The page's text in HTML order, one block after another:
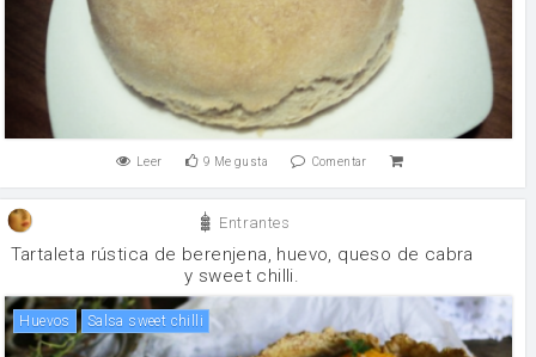
Leer 9 Me gusta Comentar
Entrantes
Tartaleta rústica de berenjena, huevo, queso de cabra
y sweet chilli.
huevos salsa sweet chilli